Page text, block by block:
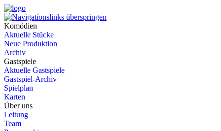
Komödien
Aktuelle Stücke
Neue Produktion
Archiv
Gastspiele
Aktuelle Gastspiele
Gastspiel-Archiv
Spielplan
Karten
Über uns
Leitung
Team